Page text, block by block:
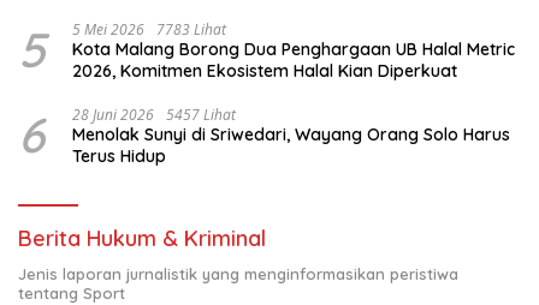
5 5 Mei 2026 7783 Lihat
Kota Malang Borong Dua Penghargaan UB Halal Metric
2026, Komitmen Ekosistem Halal Kian Diperkuat
6 28 Juni 2026 5457 Lihat
Menolak Sunyi di Sriwedari, Wayang Orang Solo Harus
Terus Hidup
Berita Hukum & Kriminal
Jenis laporan jurnalistik yang menginformasikan peristiwa
tentang Sport